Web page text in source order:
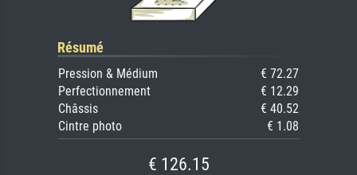
Résumé
Pression & Médium
€ 72.27
Perfectionnement
€ 12.29
Châssis
€ 40.52
Cintre photo
€ 1.08
€ 126.15